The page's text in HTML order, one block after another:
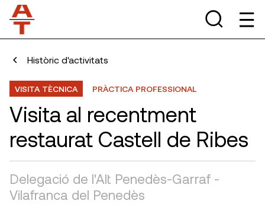
Històric d'activitats
VISITA TÈCNICA PRÀCTICA PROFESSIONAL
Visita al recentment
restaurat Castell de Ribes
Delegació de l'Alt Penedès-Garraf -
Vilafranca del Penedès